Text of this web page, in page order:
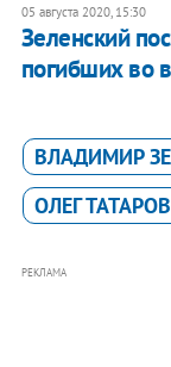
05 августа 2020, 15:30
​Зеленский
погибших во
ВЛАДИМИР
ОЛЕГ ТАТАРОВ
РЕКЛАМА